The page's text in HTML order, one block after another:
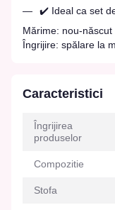
✔️ Ideal ca set
Mărime: nou-născut
Îngrijire: spălare la
Caracteristici
Îngrijirea
produselor
Compozitie
Stofa